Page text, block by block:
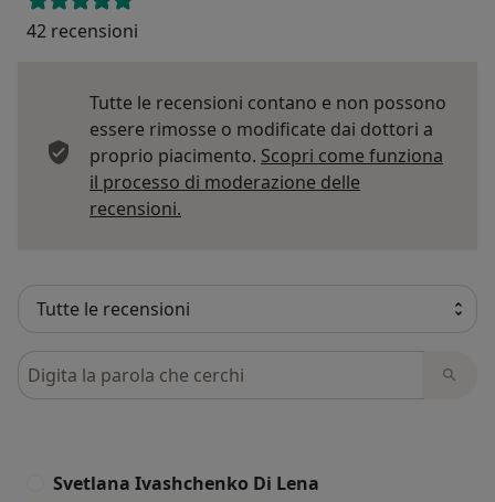
42 recensioni
Tutte le recensioni contano e non possono
essere rimosse o modificate dai dottori a
proprio piacimento. Scopri come funziona
il processo di moderazione delle
recensioni.
Cerca nelle recensioni
Svetlana Ivashchenko Di Lena